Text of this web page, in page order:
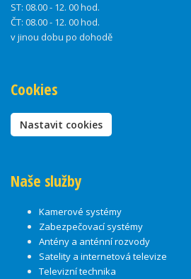
ST: 08.00 - 12. 00 hod.
ČT: 08.00 - 12. 00 hod.
v jinou dobu po dohodě
Cookies
Nastavit cookies
Naše služby
Kamerové systémy
Zabezpečovací systémy
Antény a anténní rozvody
Satelity a internetová televize
Televizní technika